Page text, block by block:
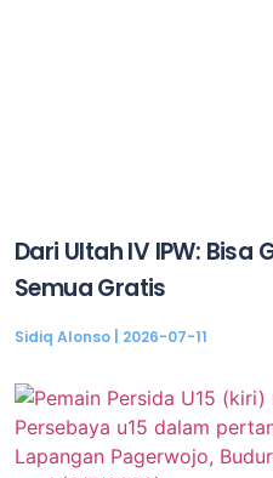
Dari Ultah IV IPW: Bisa
Semua Gratis
Sidiq Alonso 2026-07-11